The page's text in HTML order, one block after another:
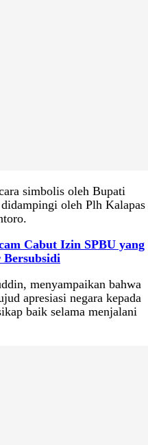
simbolis oleh Bupati
oleh Plh Kalapas
Cabut Izin SPBU yang
Bersubsidi
menyampaikan bahwa
apresiasi negara kepada
baik selama menjalani